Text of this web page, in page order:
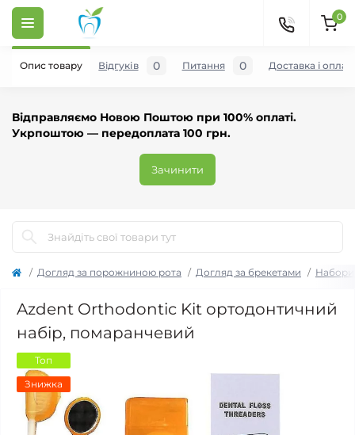
Відправляємо Новою Поштою при 100% оплаті.
Укрпоштою — передоплата 100 грн.
Зачинити
0
Догляд за порожниною рота Догляд за брекетами Набори
Azdent Orthodontic Kit ортодонтичний
набір, помаранчевий
Топ
Знижка
Опис товару Відгуків 0 Питання 0 Доставка і